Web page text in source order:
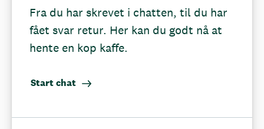
Fra du har skrevet i chatten, til du har
fået svar retur. Her kan du godt nå at
hente en kop kaffe.
Start chat